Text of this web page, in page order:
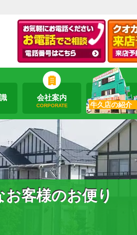
会社案内
CORPORATE 牛久店の紹介
客様のお便り